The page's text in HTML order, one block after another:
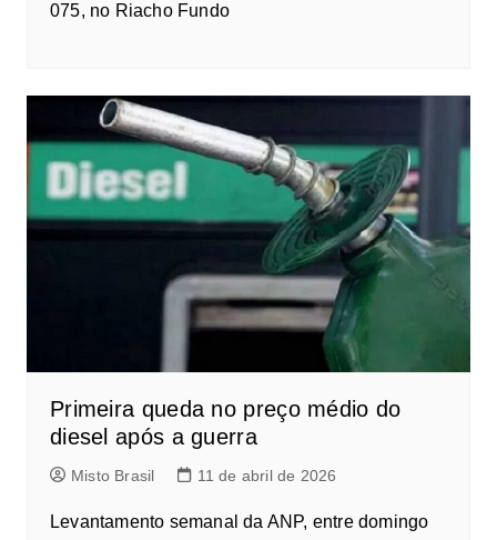
075, no Riacho Fundo
Primeira queda no preço médio do
diesel após a guerra
Misto Brasil 11 de abril de 2026
Levantamento semanal da ANP, entre domingo